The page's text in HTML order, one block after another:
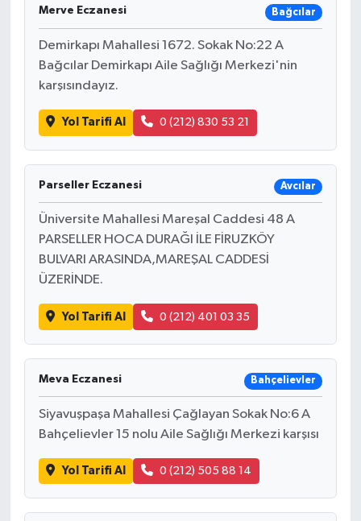
Merve Eczanesi Bağcılar
Demirkapı Mahallesi 1672. Sokak No:22 A
Bağcılar Demirkapı Aile Sağlığı Merkezi'nin
karşısındayız.
Yol Tarifi Al 0 (212) 830 53 21
Parseller Eczanesi Avcılar
Üniversite Mahallesi Mareşal Caddesi 48 A
PARSELLER HOCA DURAĞI İLE FİRUZKÖY
BULVARI ARASINDA,MAREŞAL CADDESİ
ÜZERİNDE.
Yol Tarifi Al 0 (212) 401 03 35
Meva Eczanesi Bahçelievler
Siyavuşpaşa Mahallesi Çağlayan Sokak No:6 A
Bahçelievler 15 nolu Aile Sağlığı Merkezi karşısı
Yol Tarifi Al 0 (212) 505 88 14